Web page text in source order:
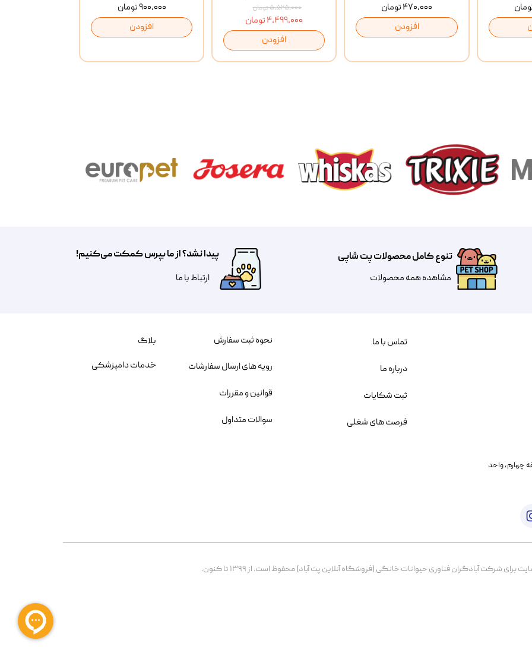
۹۰۰,۰۰۰ تومان
افزودن
۵,۵۲۵,۰۰۰ تومان
۴,۴۹۹,۰۰۰ تومان
افزودن
۴۷۰,۰۰۰ تومان
افزودن
تنوع کامل محصولات پت شاپی
مشاهده همه محصولات
پیدا نشد؟ از ما بپرس کمکت می‌کنیم!
​​​ارتباط با ما
خیابان بنی هاشم پلاک ۲۰۲ ، طبقه چهارم، واحد
شرکت آبادگران فناوری حیوانات خانگی (فروشگاه آنلاین پت آباد) محفوظ است. از ۱۳۹۹ تا کنون.
نحوه ثبت سفارش
رویه های ارسال سفارشات
قوانین و مقررات
سوالات متداول
تماس با ما
درباره ما
ثبت شکایات
فرصت های شغلی
بلاگ
خدمات دامپزشکی